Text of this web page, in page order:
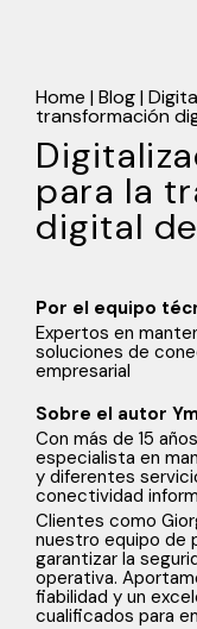
Home | Blog|
transformación
para la
digital
Por el equipo
Expertos en
soluciones de
empresarial
Sobre el autor
Con más de 15
especialista en
y diferentes
conectividad
Clientes como
nuestro equipo de
garantizar la
operativa.
fiabilidad y un
cualificados para